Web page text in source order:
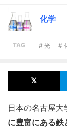
化学
TAG # 光 #
日本の名古屋大
に豊富にある